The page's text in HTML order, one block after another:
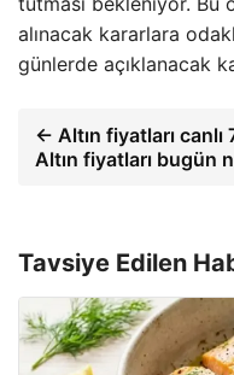
alınacak kararlara
günlerde açıklanacak
← Altın fiyatları canlı
Altın fiyatları bugün
Tavsiye Edilen